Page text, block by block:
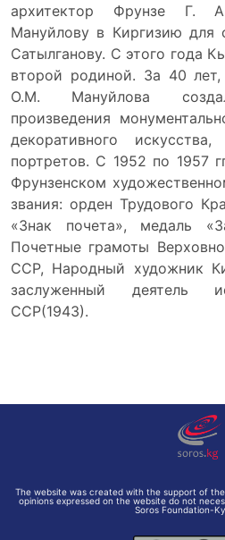
архитектор Фрунзе Г.
Мануйлову в Киргизию для
Сатылганову. С этого года
второй родиной. За 40
О.М. Мануйлова
произведения
декоративного
портретов. С 1952 по 1957
Фрунзенском
звания: орден Трудового
«Знак почета», медаль
Почетные грамоты
ССР, Народный художник
заслуженный деятель
ССР(1943).
The website was created with the support of
opinions expressed on the website do not
Soros Foundation-